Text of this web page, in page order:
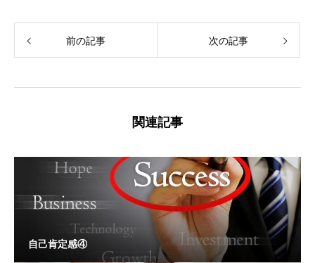
前の記事 次の記事
関連記事
自己肯定感④